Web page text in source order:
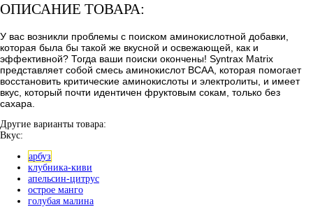
ОПИСАНИЕ ТОВАРА:
У вас возникли проблемы с поиском аминокислотной добавки,
которая была бы такой же вкусной и освежающей, как и
эффективной? Тогда ваши поиски окончены! Syntrax Matrix
представляет собой смесь аминокислот BCAA, которая помогает
восстановить критические аминокислоты и электролиты, и имеет
вкус, который почти идентичен фруктовым сокам, только без
сахара.
Другие варианты товара:
Вкус:
арбуз
клубника-киви
апельсин-цитрус
острое манго
голубая малина